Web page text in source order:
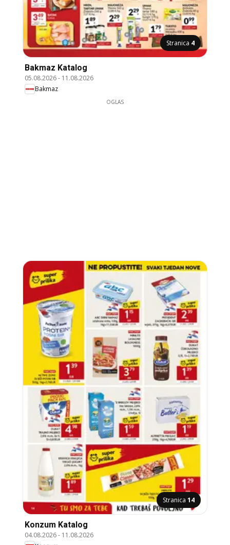
Stranica 4
Bakmaz Katalog
05.08.2026- 11.08.2026
Bakmaz
OGLAS
Stranica 14
Konzum Katalog
04.08.2026- 11.08.2026